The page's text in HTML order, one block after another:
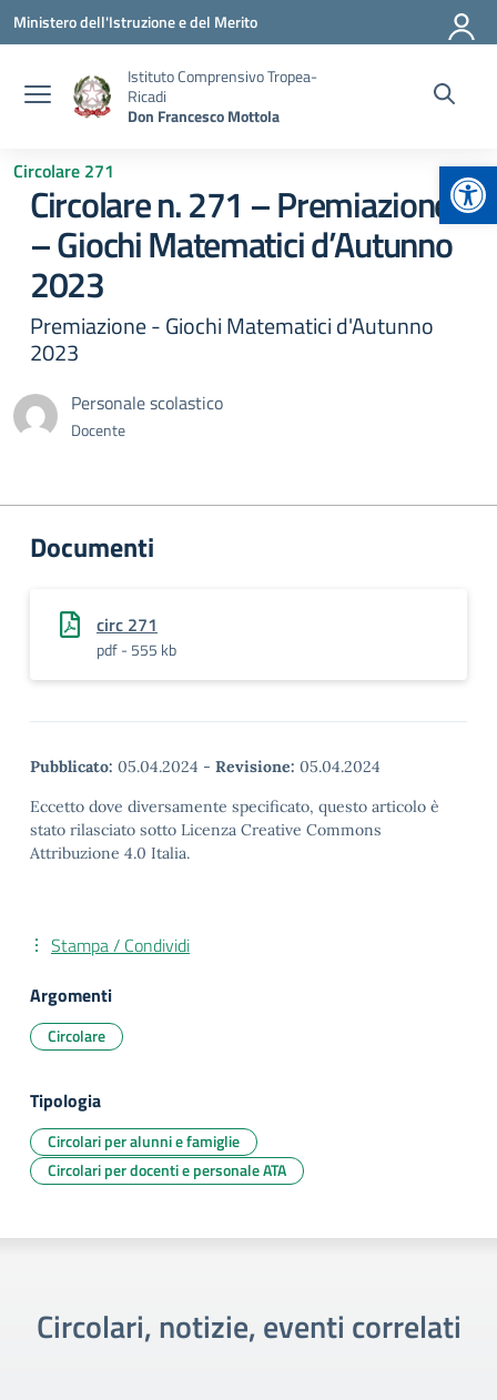
Vai ai contenuti
Vai al menu di navigazione
Vai al footer
Ministero dell'Istruzione e del Merito
Istituto Comprensivo Tropea-
Ricadi
Don Francesco Mottola
Circolare 271
Circolare n. 271 – Premiazione
– Giochi Matematici d’Autunno
2023
Premiazione - Giochi Matematici d'Autunno
2023
Personale scolastico
Docente
Documenti
circ 271
pdf - 555 kb
Pubblicato: 05.04.2024 - Revisione: 05.04.2024
Eccetto dove diversamente specificato, questo articolo è
stato rilasciato sotto Licenza Creative Commons
Attribuzione 4.0 Italia.
Stampa / Condividi
Argomenti
Circolare
Tipologia
Circolari per alunni e famiglie
Circolari per docenti e personale ATA
Circolari, notizie, eventi correlati